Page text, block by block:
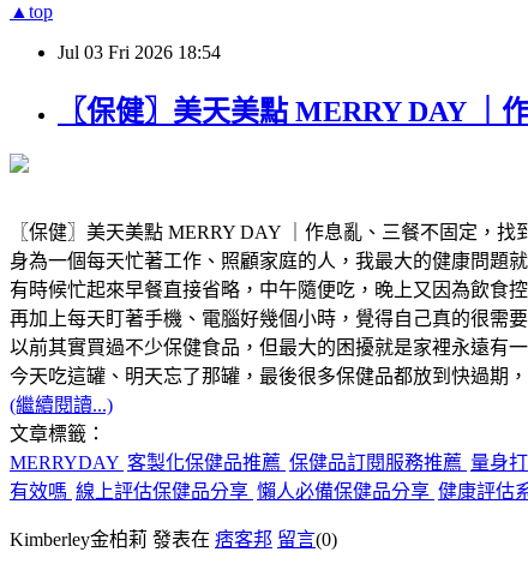
▲top
Jul 03 Fri 2026 18:54
〖保健〗美天美點 MERRY DAY ｜
〖保健〗美天美點 MERRY DAY ｜作息亂、三餐不固定，找
身為一個每天忙著工作、照顧家庭的人，我最大的健康問題
有時候忙起來早餐直接省略，中午隨便吃，晚上又因為飲食
再加上每天盯著手機、電腦好幾個小時，覺得自己真的很需
以前其實買過不少保健食品，但最大的困擾就是家裡永遠有
今天吃這罐、明天忘了那罐，最後很多保健品都放到快過期
(繼續閱讀...)
文章標籤：
MERRYDAY 客製化保健品推薦 保健品訂閱服務推薦 量身
有效嗎 線上評估保健品分享 懶人必備保健品分享 健康評估
Kimberley金柏莉 發表在 痞客邦 留言(0)